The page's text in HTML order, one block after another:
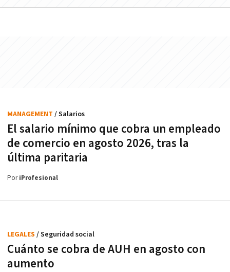
El salario mínimo que cobra un empleado
de comercio en agosto 2026, tras la
última paritaria
MANAGEMENT / Salarios
PoriProfesional
Cuánto se cobra de AUH en agosto con
aumento
LEGALES / Seguridad social